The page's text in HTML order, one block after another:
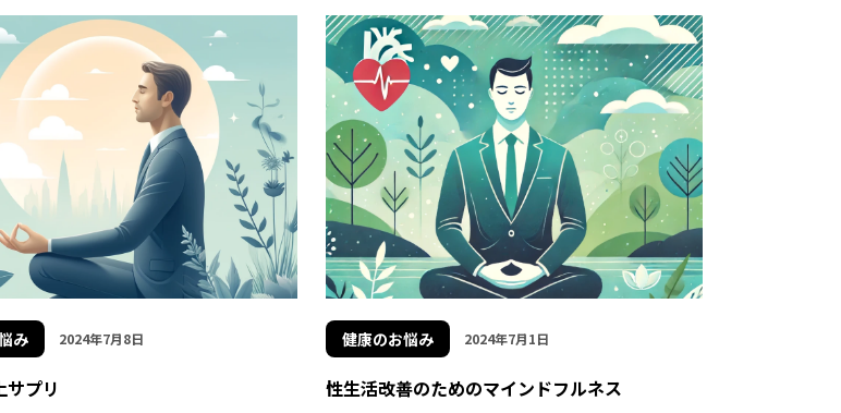
み 2024年7月8日
サプリ
健康のお悩み 2024年7月1日
性生活改善のためのマインドフルネス